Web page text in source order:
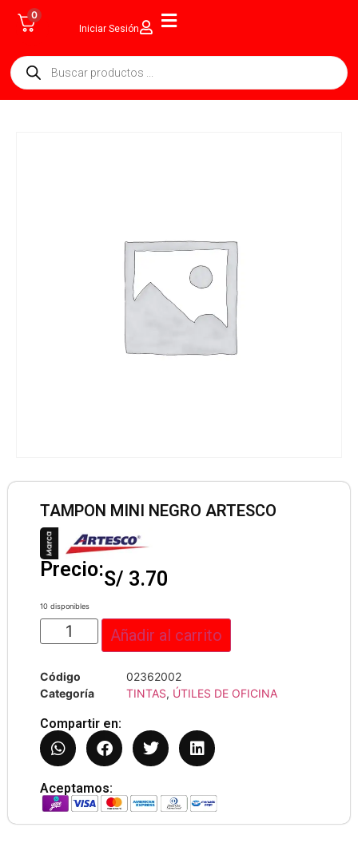
0
Iniciar Sesión
TAMPON MINI NEGRO ARTESCO
Precio:S/ 3.70
10 disponibles
Añadir al carrito
Código
02362002
Categoría
TINTAS, ÚTILES DE OFICINA
Compartir en:
Aceptamos: